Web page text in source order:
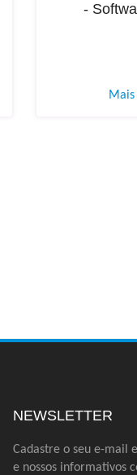
-
Mais
NEWSLETTER
Cadastre o seu e-mail
e nossos informativos